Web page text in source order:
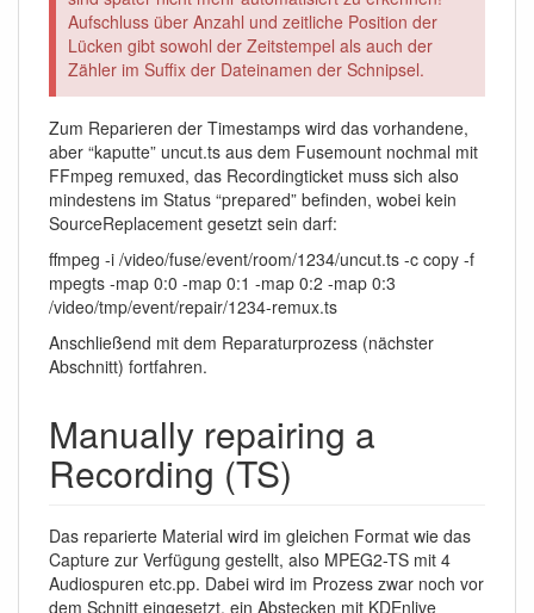
Aufschluss über Anzahl und zeitliche Position der
Lücken gibt sowohl der Zeitstempel als auch der
Zähler im Suffix der Dateinamen der Schnipsel.
Zum Reparieren der Timestamps wird das vorhandene,
aber “kaputte” uncut.ts aus dem Fusemount nochmal mit
FFmpeg remuxed, das Recordingticket muss sich also
mindestens im Status “prepared” befinden, wobei kein
SourceReplacement gesetzt sein darf:
ffmpeg -i /video/fuse/event/room/1234/uncut.ts -c copy -f
mpegts -map 0:0 -map 0:1 -map 0:2 -map 0:3
/video/tmp/event/repair/1234-remux.ts
Anschließend mit dem Reparaturprozess (nächster
Abschnitt) fortfahren.
Manually repairing a
Recording (TS)
Das reparierte Material wird im gleichen Format wie das
Capture zur Verfügung gestellt, also MPEG2-TS mit 4
Audiospuren etc.pp. Dabei wird im Prozess zwar noch vor
dem Schnitt eingesetzt, ein Abstecken mit KDEnlive